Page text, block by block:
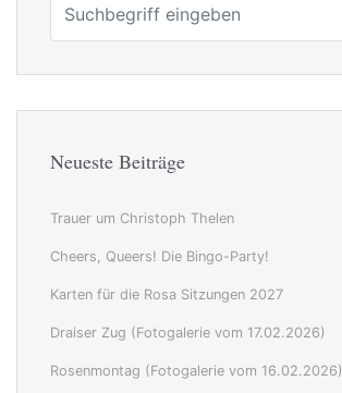
Neueste Beiträge
Trauer um Christoph Thelen
Cheers, Queers! Die Bingo-Party!
Karten für die Rosa Sitzungen 2027
Draiser Zug (Fotogalerie vom 17.02.2026)
Rosenmontag (Fotogalerie vom 16.02.2026)